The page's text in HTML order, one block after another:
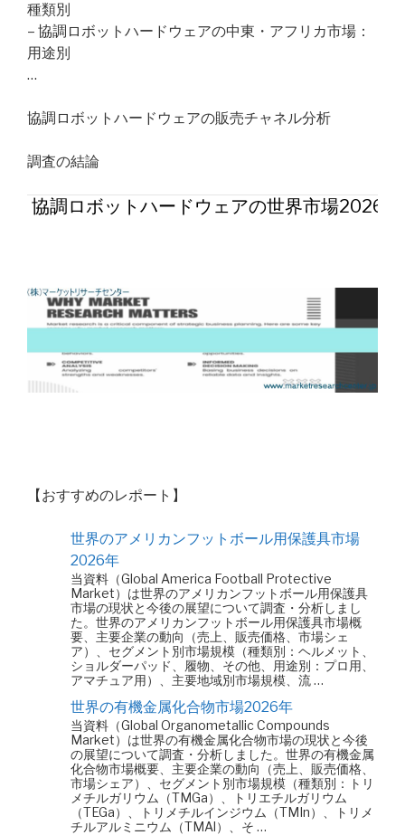
種類別
– 協調ロボットハードウェアの中東・アフリカ市場：
用途別
…
協調ロボットハードウェアの販売チャネル分析
調査の結論
協調ロボットハードウェアの世界市場2026年
【おすすめのレポート】
世界のアメリカンフットボール用保護具市場
2026年
当資料（Global America Football Protective
Market）は世界のアメリカンフットボール用保護具
市場の現状と今後の展望について調査・分析しまし
た。世界のアメリカンフットボール用保護具市場概
要、主要企業の動向（売上、販売価格、市場シェ
ア）、セグメント別市場規模（種類別：ヘルメット、
ショルダーパッド、履物、その他、用途別：プロ用、
アマチュア用）、主要地域別市場規模、流 …
世界の有機金属化合物市場2026年
当資料（Global Organometallic Compounds
Market）は世界の有機金属化合物市場の現状と今後
の展望について調査・分析しました。世界の有機金属
化合物市場概要、主要企業の動向（売上、販売価格、
市場シェア）、セグメント別市場規模（種類別：トリ
メチルガリウム（TMGa）、トリエチルガリウム
（TEGa）、トリメチルインジウム（TMIn）、トリメ
チルアルミニウム（TMAl）、そ …